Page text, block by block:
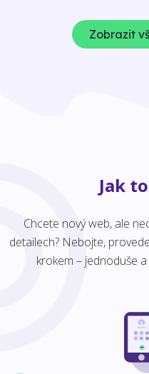
Zobrazit
Jak
Chcete nový web, ale
detailech? Nebojte,
krokem – jednoduše